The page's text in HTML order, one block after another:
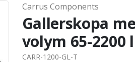
Carrus Components
Gallerskopa
volym 65-2200
CARR-1200-GL-T